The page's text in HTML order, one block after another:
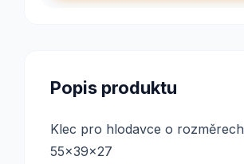
Popis produktu
Klec pro hlodavce o rozměrech
55x39x27